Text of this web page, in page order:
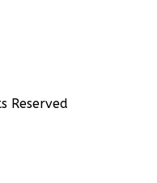
Reserved